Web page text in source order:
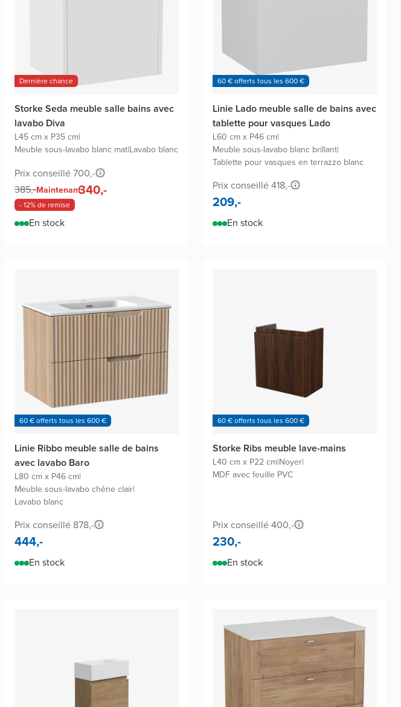
Dernière chance
Storke Seda meuble salle bains avec
lavabo Diva
L45 cm x P35 cm|
Meuble sous-lavabo blanc mat|Lavabo blanc
Prix conseillé 700,-
385,-Maintenant340,-
- 12% de remise
En stock
60 € offerts tous les 600 €
Linie Lado meuble salle de bains avec
tablette pour vasques Lado
L60 cm x P46 cm|
Meuble sous-lavabo blanc brillant|
Tablette pour vasques en terrazzo blanc
Prix conseillé 418,-
209,-
En stock
60 € offerts tous les 600 €
Linie Ribbo meuble salle de bains
avec lavabo Baro
L80 cm x P46 cm|
Meuble sous-lavabo chêne clair|
Lavabo blanc
Prix conseillé 878,-
444,-
En stock
60 € offerts tous les 600 €
Storke Ribs meuble lave-mains
L40 cm x P22 cm|Noyer|
MDF avec feuille PVC
Prix conseillé 400,-
230,-
En stock